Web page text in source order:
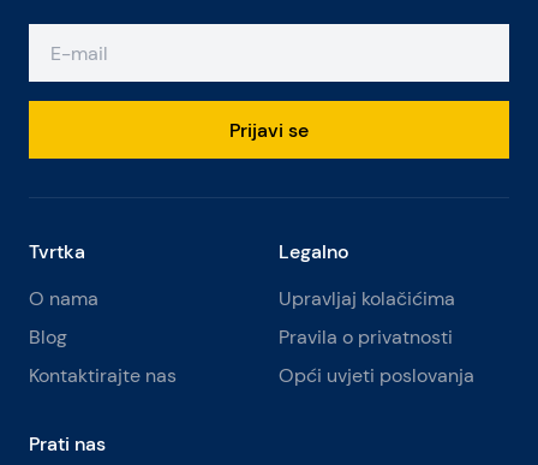
Prijavi se
Tvrtka
O nama
Blog
Kontaktirajte nas
Legalno
Upravljaj kolačićima
Pravila o privatnosti
Opći uvjeti poslovanja
Prati nas